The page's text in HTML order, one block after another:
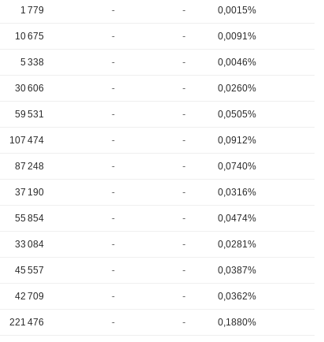
1 779 - - 0,0015%
10 675 - - 0,0091%
5 338 - - 0,0046%
30 606 - - 0,0260%
59 531 - - 0,0505%
107 474 - - 0,0912%
87 248 - - 0,0740%
37 190 - - 0,0316%
55 854 - - 0,0474%
33 084 - - 0,0281%
45 557 - - 0,0387%
42 709 - - 0,0362%
221 476 - - 0,1880%